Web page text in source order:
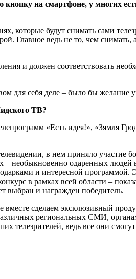
на смартфоне, у многих
которые будут снимать сами
Главное ведь не то, чем снимать,
и должен соответствовать
для себя деле – было бы желание
ТВ?
«Есть идея!», «Зямля
в нем приняло участие
необыкновенно одаренных людей
и интересной программой.
в рамках всей области –
выбран и награжден победитель.
сделаем эксклюзивный
региональных СМИ,
телезрителей, ведь все они